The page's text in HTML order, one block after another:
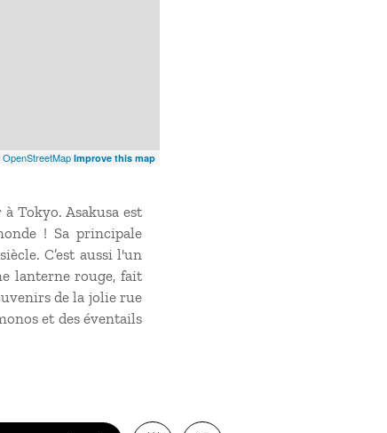
OpenStreetMap Improve this map
Tokyo. Asakusa est
! Sa principale
C’est aussi l'un
lanterne rouge, fait
de la jolie rue
et des éventails